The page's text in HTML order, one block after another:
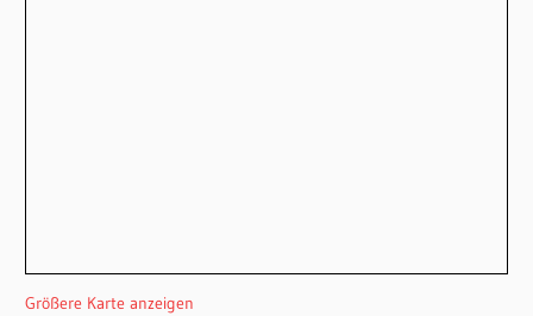
Größere Karte anzeigen